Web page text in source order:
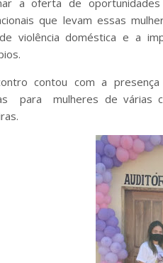
a oferta de
que levam essas
violência doméstica e a
contou com a
para mulheres de várias